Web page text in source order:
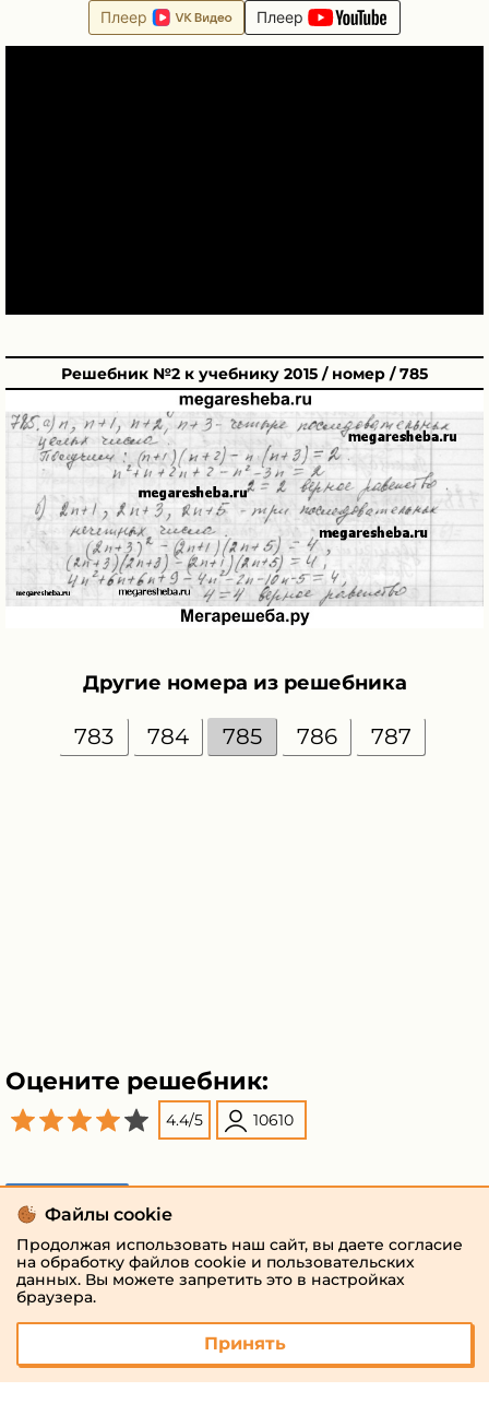
Плеер Плеер
Решебник №2 к учебнику 2015 / номер / 785
Другие номера из решебника
783 784 785 786 787
Оцените решебник:
4.4/5 10610
Файлы cookie
Продолжая использовать наш сайт, вы даете согласие
на обработку файлов cookie и пользовательских
данных. Вы можете запретить это в настройках
браузера.
Принять